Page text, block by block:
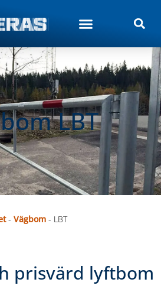
LBT
- Vägbom - LBT
prisvärd lyftbom